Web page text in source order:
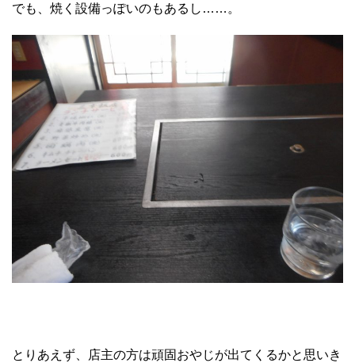
でも、焼く設備っぽいのもあるし……。
とりあえず、店主の方は頑固おやじが出てくるかと思いき